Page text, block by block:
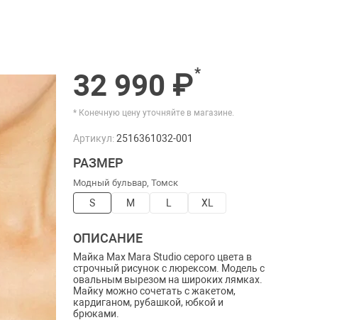
32 990 ₽*
* Конечную цену уточняйте в магазине.
Артикул:2516361032-001
РАЗМЕР
Модный бульвар, Томск
S M L XL
ОПИСАНИЕ
Майка Max Mara Studio серого цвета в
строчный рисунок с люрексом. Модель с
овальным вырезом на широких лямках.
Майку можно сочетать с жакетом,
кардиганом, рубашкой, юбкой и
брюками.